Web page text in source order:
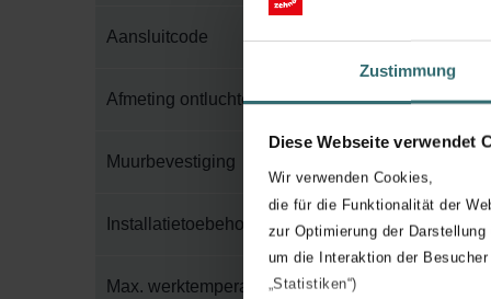
Zustimmung
Diese Webseite verwendet
Wir verwenden Cookies,
die für die Funktionalität der
zur Optimierung der Darstellung
um die Interaktion der
„Statistiken“)
Aansluitcode
Afmeting ontluchter
Muurbevestiging
Installatietoebehoren in verpakking
Max. werktemperatuur